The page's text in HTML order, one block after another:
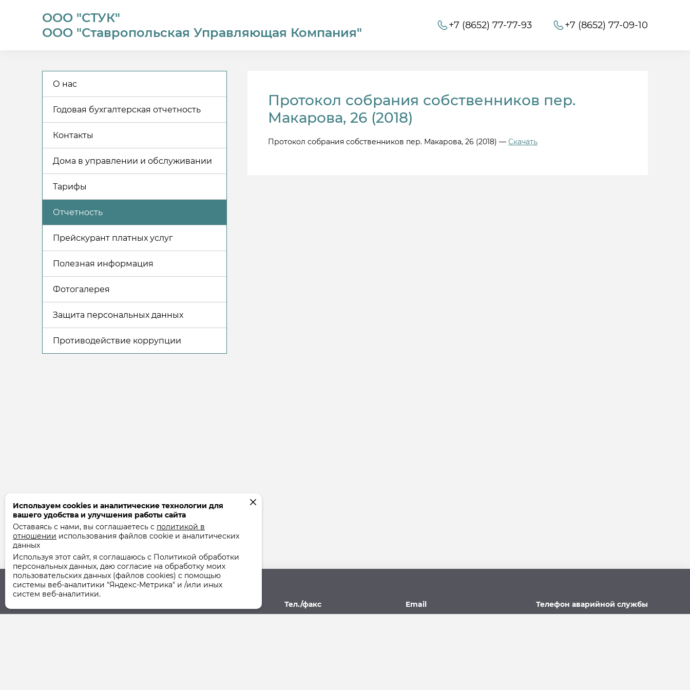
ООО "СТУК"
ООО "Ставропольская Управляющая Компания"
+7 (8652) 77-77-93 +7 (8652) 77-09-10
О нас
Годовая бухгалтерская отчетность
Контакты
Дома в управлении и обслуживании
Тарифы
Отчетность
Прейскурант платных услуг
Полезная информация
Фотогалерея
Защита персональных данных
Противодействие коррупции
Протокол собрания собственников пер.
Макарова, 26 (2018)
Протокол собрания собственников пер. Макарова, 26 (2018) — Скачать
Тел./факс
Email
Телефон аварийной службы
Используем cookies и аналитические технологии для
вашего удобства и улучшения работы сайта
Оставаясь с нами, вы соглашаетесь с политикой в
отношении использования файлов cookie и аналитических
данных
Используя этот сайт, я соглашаюсь с Политикой обработки
персональных данных, даю согласие на обработку моих
пользовательских данных (файлов cookies) с помощью
системы веб-аналитики "Яндекс-Метрика" и /или иных
систем веб-аналитики.